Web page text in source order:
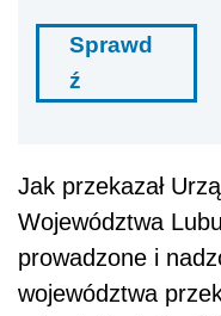
Sprawd
ź
Jak przekazał
Województwa
prowadzone i
województwa